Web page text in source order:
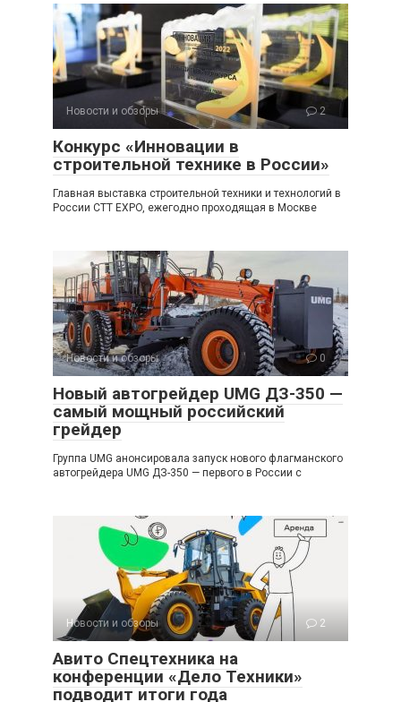
Новости и обзоры 2
Конкурс «Инновации в
строительной технике в России»
Главная выставка строительной техники и технологий в
России CTT EXPO, ежегодно проходящая в Москве
Новости и обзоры 0
Новый автогрейдер UMG ДЗ-350 —
самый мощный российский
грейдер
Группа UMG анонсировала запуск нового флагманского
автогрейдера UMG ДЗ-350 — первого в России с
Новости и обзоры 2
Авито Спецтехника на
конференции «Дело Техники»
подводит итоги года